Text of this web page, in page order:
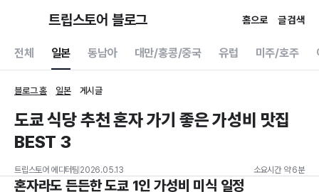
트립스토어 블로그 홈으로 글 검색
전체 일본 동남아 대만/홍콩/중국 유럽 미주/호주
블로그 홈 일본 게시글
도쿄 식당 추천 혼자 가기 좋은 가성비 맛집
BEST 3
트립스토어 에디터팀 2026.05.13 소요시간 약 6분
혼자라도 든든한 도쿄 1인 가성비 미식 일정